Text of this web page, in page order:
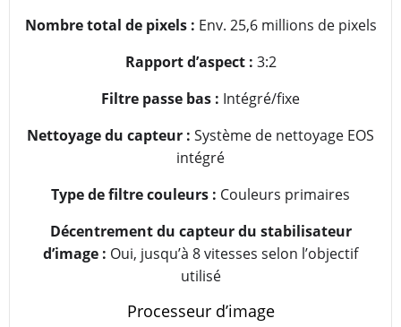
Nombre total de pixels : Env. 25,6 millions de pixels
Rapport d’aspect : 3:2
Filtre passe bas : Intégré/fixe
Nettoyage du capteur : Système de nettoyage EOS
intégré
Type de filtre couleurs : Couleurs primaires
Décentrement du capteur du stabilisateur
d’image : Oui, jusqu’à 8 vitesses selon l’objectif
utilisé
Processeur d’image